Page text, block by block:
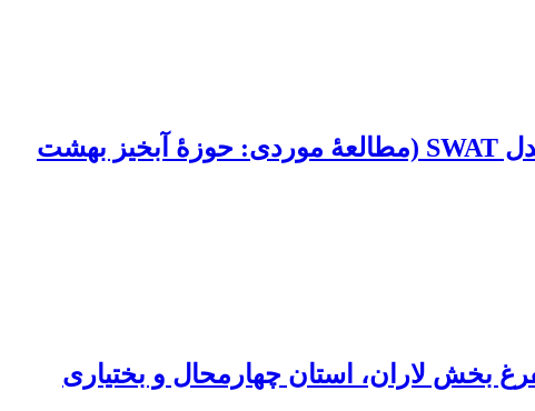
بررسی مقایسه‌ای نقش کاربری اراضی بر تولید رسوب و رواناب سطحی با استفاده از مدل SWAT (مطالعۀ موردی: حوزۀ آبخیز بهشت
لاران، استان چهارمحال و بختیاری